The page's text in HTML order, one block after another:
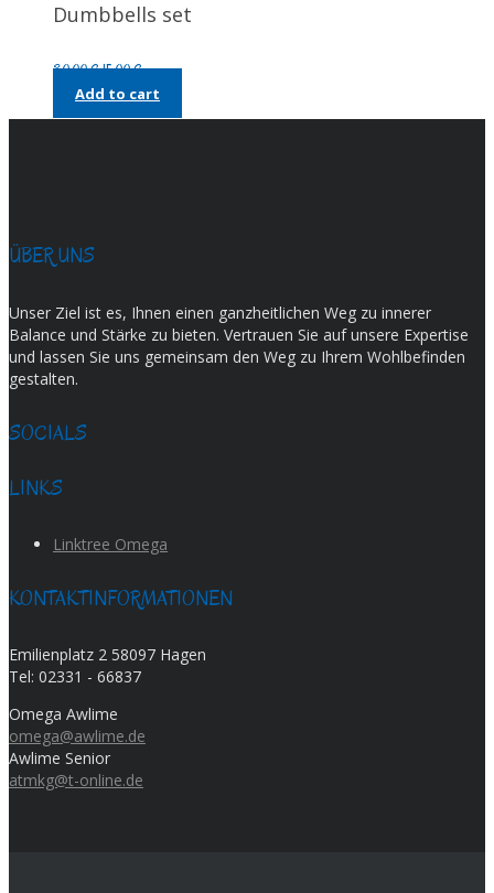
Dumbbells set
30,00€Original
price
15,00€Current
price
Add to cart
ÜBER UNS
Unser Ziel ist es, Ihnen einen ganzheitlichen Weg zu innerer
Balance und Stärke zu bieten. Vertrauen Sie auf unsere Expertise
und lassen Sie uns gemeinsam den Weg zu Ihrem Wohlbefinden
gestalten.
SOCIALS
LINKS
Linktree Omega
KONTAKTINFORMATIONEN
Emilienplatz 2 58097 Hagen
Tel: 02331 - 66837
Omega Awlime
omega@awlime.de
Awlime Senior
atmkg@t-online.de